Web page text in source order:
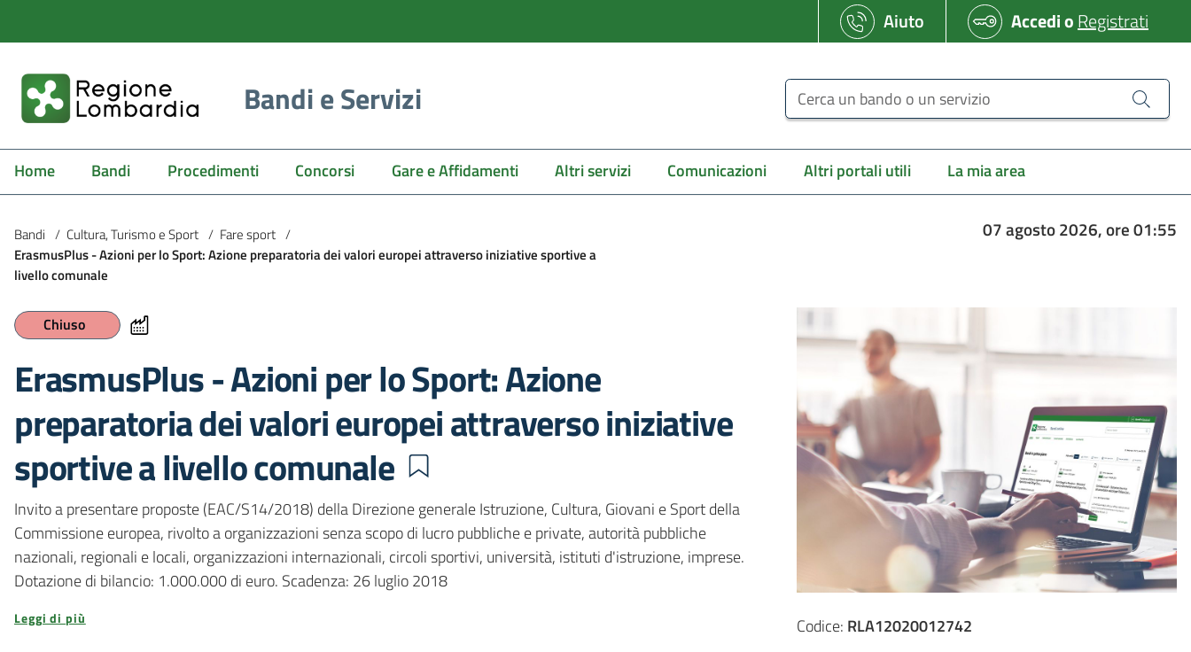
Aiuto AccedioRegistrati
Bandi e Servizi Cerca un bando o un servizio
Home Bandi Procedimenti Concorsi Gare e Affidamenti Altri servizi Comunicazioni Altri portali utili La mia area
Bandi / Cultura, Turismo e Sport / Fare sport /
ErasmusPlus - Azioni per lo Sport: Azione preparatoria dei valori europei attraverso iniziative sportive a
livello comunale
07 agosto 2026, ore 01:55
Chiuso
ErasmusPlus - Azioni per lo Sport: Azione
preparatoria dei valori europei attraverso iniziative
sportive a livello comunale
Invito a presentare proposte (EAC/S14/2018) della Direzione generale Istruzione, Cultura, Giovani e Sport della
Commissione europea, rivolto a organizzazioni senza scopo di lucro pubbliche e private, autorità pubbliche
nazionali, regionali e locali, organizzazioni internazionali, circoli sportivi, università, istituti d'istruzione, imprese.
Dotazione di bilancio: 1.000.000 di euro. Scadenza: 26 luglio 2018
Leggi di più Codice: RLA12020012742